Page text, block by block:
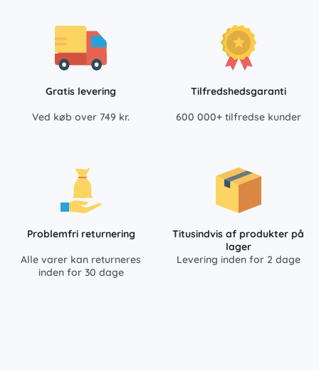
Gratis levering
Ved køb over 749 kr.
Tilfredshedsgaranti
600 000+ tilfredse kunder
Problemfri returnering
Alle varer kan returneres
inden for 30 dage
Titusindvis af produkter på
lager
Levering inden for 2 dage